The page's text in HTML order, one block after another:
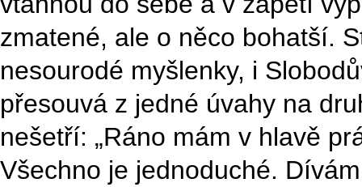
zmatené, ale o něco bohatší.
nesourodé myšlenky, i
přesouvá z jedné úvahy na
nešetří: „Ráno mám v hlavě
Všechno je jednoduché.